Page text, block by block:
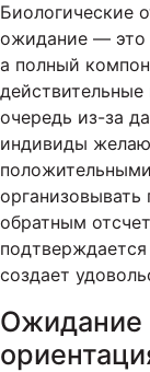
Биологические
ожидание — это
а полный
очередь из-за
индивиды
организовывать
обратным
создает
Ожидание